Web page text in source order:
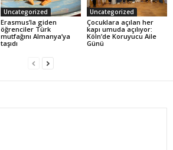
Uncategorized
Erasmus’la giden
öğrenciler Türk
mutfağını Almanya’ya
taşıdı
Uncategorized
Çocuklara açılan her
kapı umuda açılıyor:
Köln’de Koruyucu Aile
Günü